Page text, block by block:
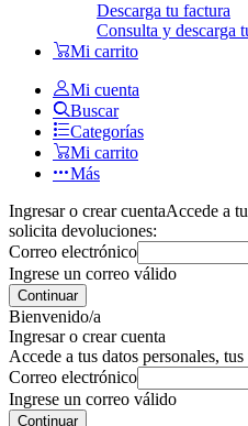
Descarga tu factura
Consulta y descarga
Mi carrito
Mi cuenta
Buscar
Categorías
Mi carrito
Más
Ingresar o crear cuentaAccede a
solicita devoluciones:
Correo electrónico
Ingrese un correo válido
Continuar
Bienvenido/a
Ingresar o crear cuenta
Accede a tus datos personales,
Correo electrónico
Ingrese un correo válido
Continuar